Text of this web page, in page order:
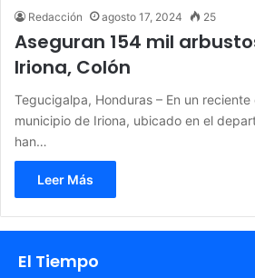
Redacción agosto 17, 2024 25
Aseguran 154 mil
Iriona, Colón
Tegucigalpa, Honduras – En un
municipio de Iriona, ubicado en el
han…
Leer Más
El Tiempo